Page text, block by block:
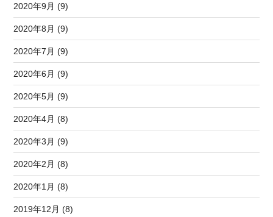
2020年9月 (9)
2020年8月 (9)
2020年7月 (9)
2020年6月 (9)
2020年5月 (9)
2020年4月 (8)
2020年3月 (9)
2020年2月 (8)
2020年1月 (8)
2019年12月 (8)